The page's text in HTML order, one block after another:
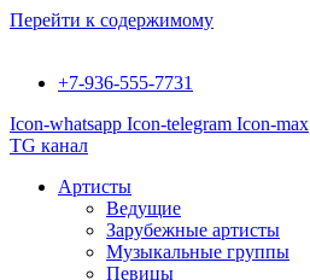
Перейти к содержимому
+7-936-555-7731
Icon-whatsapp Icon-telegram Icon-max
TG канал
Артисты
Ведущие
Зарубежные артисты
Музыкальные группы
Певицы